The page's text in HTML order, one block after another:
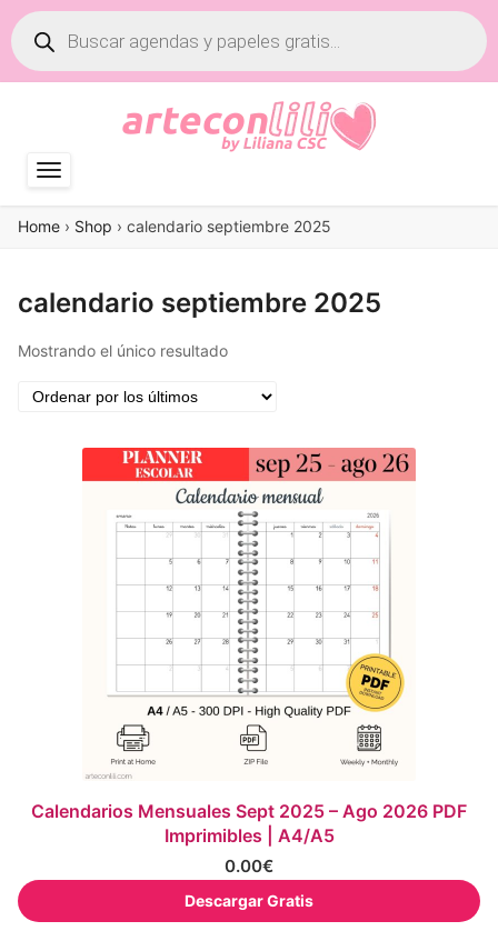
Búsqueda
de
productos
Home › Shop › calendario septiembre 2025
calendario septiembre 2025
Mostrando el único resultado
Calendarios Mensuales Sept 2025 – Ago 2026 PDF
Imprimibles | A4/A5
0.00€
Descargar Gratis